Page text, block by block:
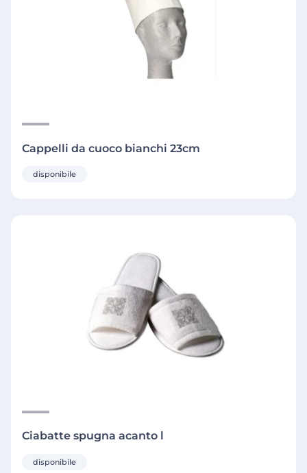
Cappelli da cuoco bianchi 23cm
disponibile
Ciabatte spugna acanto l
disponibile